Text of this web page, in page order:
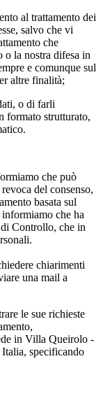
al trattamento dei
salvo che vi
che
o la nostra difesa in
e comunque sul
altre finalità;
o di farli
formato strutturato,
che può
del consenso,
basata sul
informiamo che ha
Controllo, che in
chiarimenti
una mail a
le sue richieste
in Villa Queirolo -
specificando